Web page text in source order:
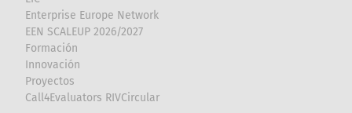
Enterprise Europe Network
EEN SCALEUP 2026/2027
Formación
Innovación
Proyectos
Call4Evaluators RIVCircular